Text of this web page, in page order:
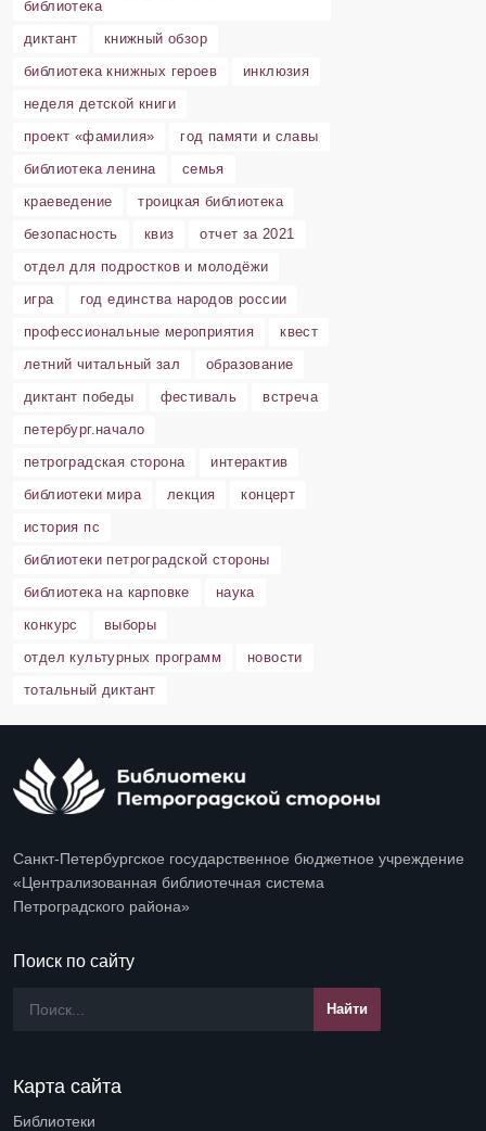
библиотека
диктант
книжный обзор
библиотека книжных героев
инклюзия
неделя детской книги
проект «фамилия»
год памяти и славы
библиотека ленина
семья
краеведение
троицкая библиотека
безопасность
квиз
отчет за 2021
отдел для подростков и молодёжи
игра
год единства народов россии
профессиональные мероприятия
квест
летний читальный зал
образование
диктант победы
фестиваль
встреча
петербург.начало
петроградская сторона
интерактив
библиотеки мира
лекция
концерт
история пс
библиотеки петроградской стороны
библиотека на карповке
наука
конкурс
выборы
отдел культурных программ
новости
тотальный диктант
Санкт-Петербургское государственное бюджетное учреждение
«Централизованная библиотечная система
Петроградского района»
Поиск по сайту
Карта сайта
Библиотеки